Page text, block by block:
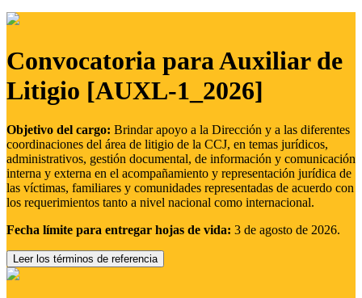
Convocatoria para Auxiliar de
Litigio [AUXL-1_2026]
Objetivo del cargo: Brindar apoyo a la Dirección y a las diferentes
coordinaciones del área de litigio de la CCJ, en temas jurídicos,
administrativos, gestión documental, de información y comunicación
interna y externa en el acompañamiento y representación jurídica de
las víctimas, familiares y comunidades representadas de acuerdo con
los requerimientos tanto a nivel nacional como internacional.
Fecha límite para entregar hojas de vida: 3 de agosto de 2026.
Leer los términos de referencia